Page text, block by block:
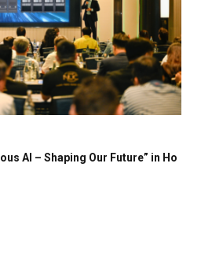
AI – Shaping Our Future” in Ho